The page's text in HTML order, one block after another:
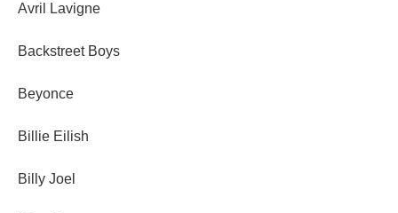
Avril Lavigne
Backstreet Boys
Beyonce
Billie Eilish
Billy Joel